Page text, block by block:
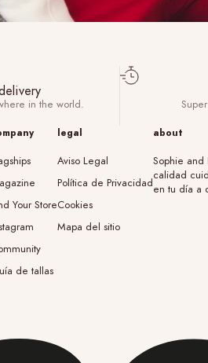
in the world.
Your Store
de tallas
legal
Aviso Legal
Política de Privacidad
Cookies
Mapa del sitio
about
Sophie
calidad
en tu día a